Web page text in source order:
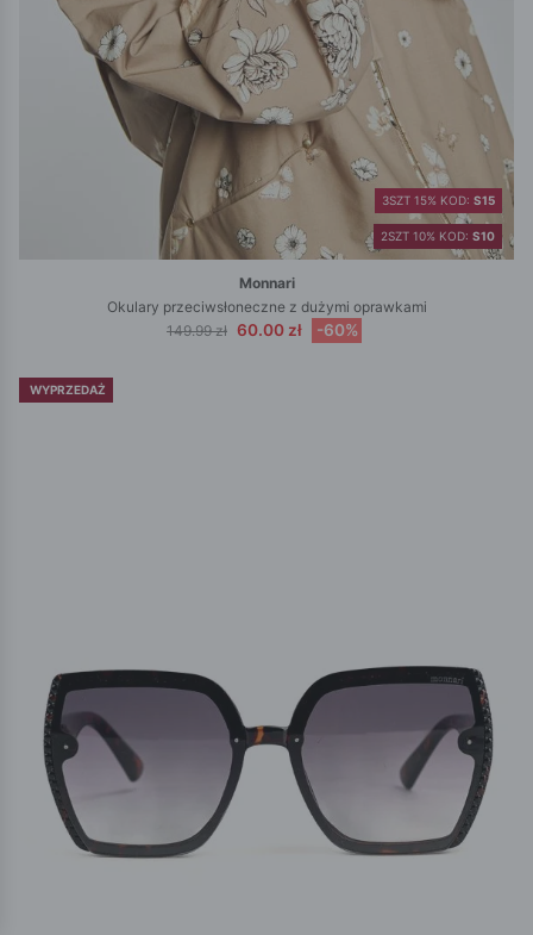
2SZT 10% KOD: S10
3SZT 15% KOD: S15
Monnari
Okulary przeciwsłoneczne z dużymi oprawkami
149.99 zł 60.00 zł -60%
WYPRZEDAŻ